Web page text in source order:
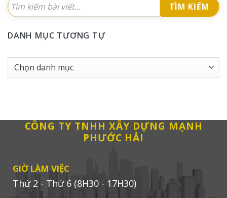
TÌM KIẾM
DANH MỤC TƯƠNG TỰ
Danh
CÔNG TY TNHH XÂY DỰNG MẠNH
PHƯỚC HẢI
GIỜ LÀM VIỆC
Thứ 2 - Thứ 6 (8H30 - 17H30)